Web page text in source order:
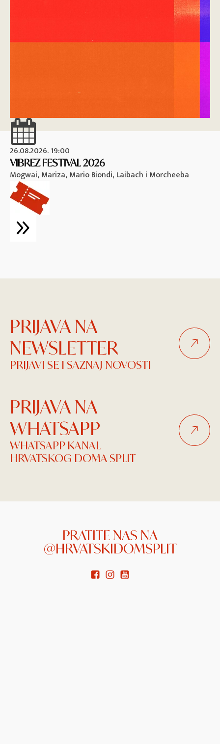
26.08.2026. 19:00
VIBREZ FESTIVAL 2026
Mogwai, Mariza, Mario Biondi, Laibach i Morcheeba
PRIJAVA NA
NEWSLETTER
PRIJAVI SE I SAZNAJ NOVOSTI
PRIJAVA NA
WHATSAPP
WHATSAPP KANAL
HRVATSKOG DOMA SPLIT
PRATITE NAS NA
@HRVATSKIDOMSPLIT